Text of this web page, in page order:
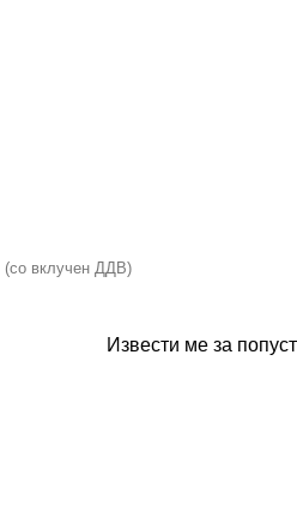
(со вклучен ДДВ)
Извести ме за попуст